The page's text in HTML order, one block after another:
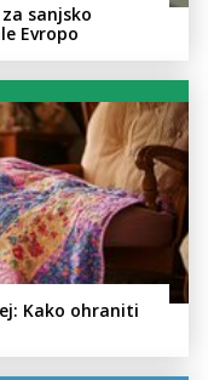
sanjsko
Evropo
Kako ohraniti